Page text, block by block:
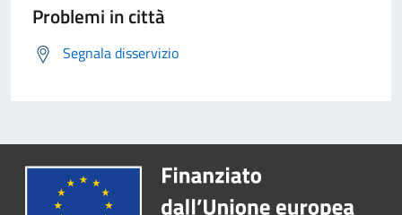
Problemi in città
Segnala disservizio